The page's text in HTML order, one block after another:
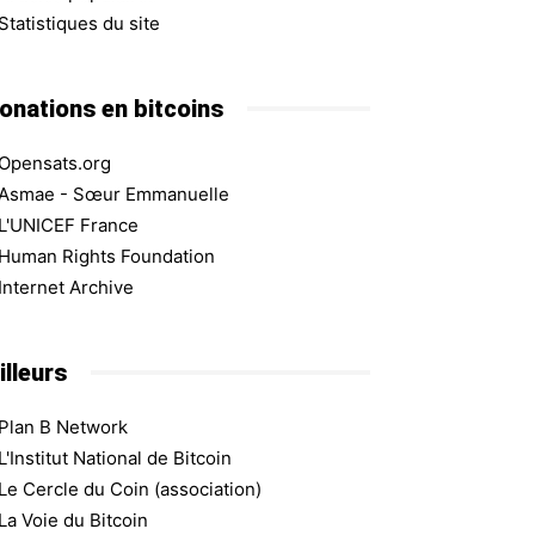
Statistiques du site
en bitcoins
Opensats.org
Asmae - Sœur Emmanuelle
L'UNICEF France
Human Rights Foundation
Internet Archive
Plan B Network
L'Institut National de Bitcoin
Le Cercle du Coin (association)
La Voie du Bitcoin